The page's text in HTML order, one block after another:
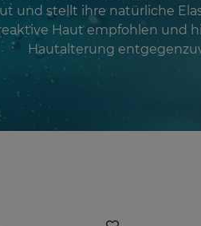
und stellt ihre natürliche
Haut empfohlen und
Hautalterung